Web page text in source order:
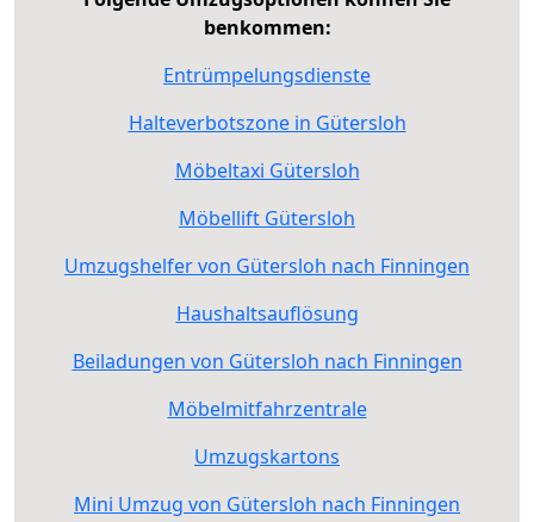
benkommen:
Entrümpelungsdienste
Halteverbotszone in Gütersloh
Möbeltaxi Gütersloh
Möbellift Gütersloh
Umzugshelfer von Gütersloh nach Finningen
Haushaltsauflösung
Beiladungen von Gütersloh nach Finningen
Möbelmitfahrzentrale
Umzugskartons
Mini Umzug von Gütersloh nach Finningen